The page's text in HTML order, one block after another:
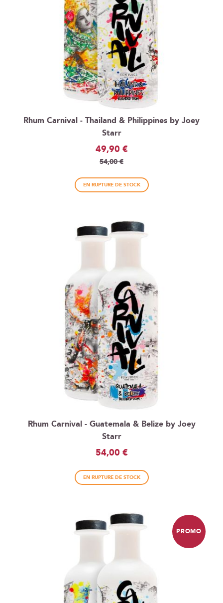
Rhum Carnival - Thailand & Philippines by Joey
Starr
Prix
Spécial
49,90 €
54,00 €
EN RUPTURE DE STOCK
Rhum Carnival - Guatemala & Belize by Joey
Starr
54,00 €
EN RUPTURE DE STOCK
PROMO